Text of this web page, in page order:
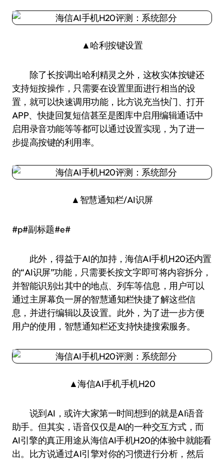
▲哈利按键设置
除了长按调出哈利精灵之外，这枚实体按键还
支持短按操作，只需要在设置里面进行相当的设
置，就可以快速调用功能，比方说充当快门、打开
APP、快捷回复短信甚至是图库中启用编辑通话中
启用录音功能等等都可以通过设置实现，为了进一
步提高按键的利用率。
▲智慧通知栏/AI识屏
#p#副标题#e#
此外，得益于AI的加持，海信AI手机H20还内置
的“AI识屏”功能，只需要长按文字即可将内容拆分，
并智能识别出其中的地点、列车等信息，用户可以
通过主屏幕负一屏的智慧通知栏快捷了解这些信
息，并进行编辑以及设置。此外，为了进一步方便
用户的使用，智慧通知栏还支持快捷搜索服务。
▲海信AI手机手机H20
说到AI，或许大家第一时间想到的就是AI语音
助手。但其实，语音仅仅是AI的一种交互方式，而
AI引擎的真正用途从海信AI手机H20的体验中就能看
出。比方说通过AI引擎对你的习惯进行分析，然后